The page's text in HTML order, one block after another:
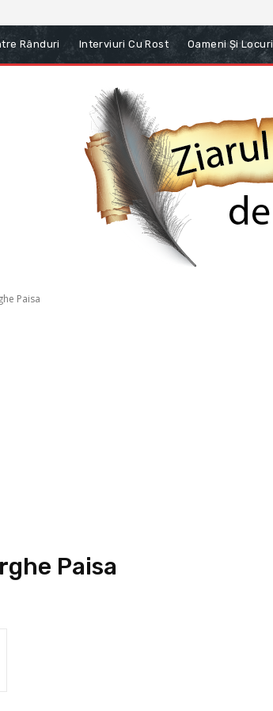
Rânduri Interviuri Cu Rost Oameni Și Locuri
Paisa
Paisa